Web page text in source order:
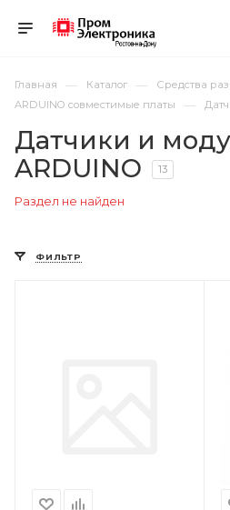
Главная — Каталог — Средства
ARDUINO совместимые платы —
Датчики и
ARDUINO
13
Раздел не найден
ФИЛЬТР